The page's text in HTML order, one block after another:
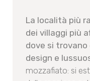
La località più
dei villaggi più
dove si
design e
mozzafiato: si